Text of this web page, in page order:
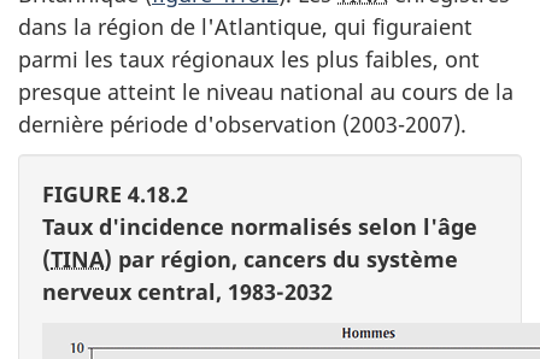
dans la région de l'Atlantique, qui figuraient
parmi les taux régionaux les plus faibles, ont
presque atteint le niveau national au cours de la
dernière période d'observation (2003-2007).
FIGURE 4.18.2
Taux d'incidence normalisés selon l'âge
(TINA) par région, cancers du système
nerveux central, 1983-2032